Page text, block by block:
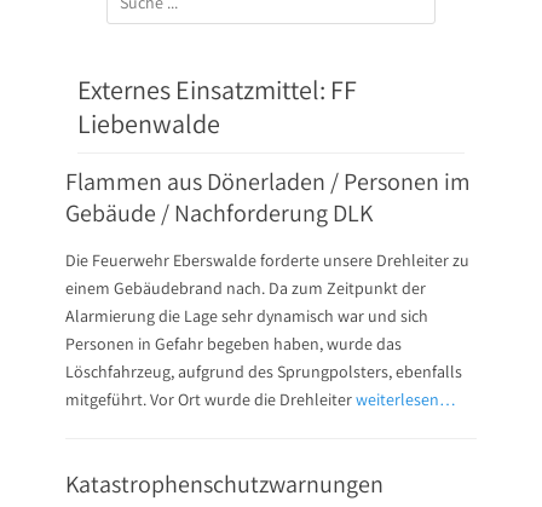
nach:
Externes Einsatzmittel: FF
Liebenwalde
Flammen aus Dönerladen / Personen im
Gebäude / Nachforderung DLK
Die Feuerwehr Eberswalde forderte unsere Drehleiter zu
einem Gebäudebrand nach. Da zum Zeitpunkt der
Alarmierung die Lage sehr dynamisch war und sich
Personen in Gefahr begeben haben, wurde das
Löschfahrzeug, aufgrund des Sprungpolsters, ebenfalls
mitgeführt. Vor Ort wurde die Drehleiterweiterlesen…
Katastrophenschutzwarnungen